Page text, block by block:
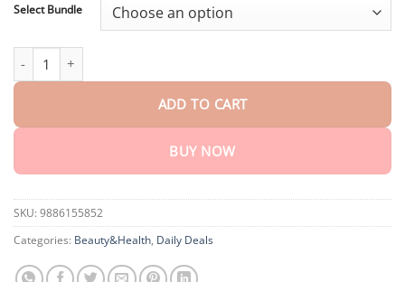
Select Bundle
ADD TO CART
BUY NOW
SKU: 9886155852
Categories: Beauty&Health, Daily Deals